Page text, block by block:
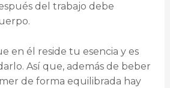
del trabajo debe
en él reside tu esencia y es
Así que, además de beber
de forma equilibrada hay